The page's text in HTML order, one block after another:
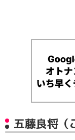
五藤良将（